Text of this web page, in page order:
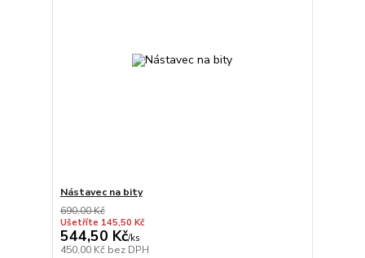
Nástavec na bity
690,00 Kč
Ušetříte 145,50 Kč
544,50 Kč/ks
450,00 Kč bez DPH